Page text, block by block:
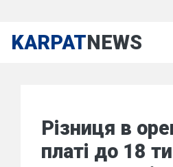
KARPATNEWS
Різниця в
платі до 18